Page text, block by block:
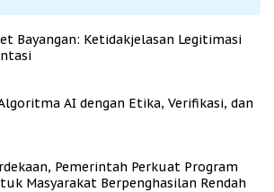
Bayangan: Ketidakjelasan Legitimasi
AI dengan Etika, Verifikasi, dan
Pemerintah Perkuat Program
Masyarakat Berpenghasilan Rendah